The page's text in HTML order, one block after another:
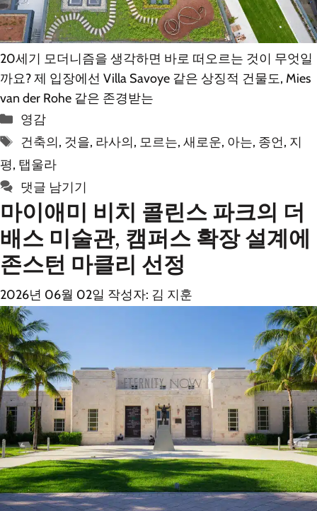
20세기 모더니즘을 생각하면 바로 떠오르는 것이 무엇일
까요? 제 입장에선 Villa Savoye 같은 상징적 건물도, Mies
van der Rohe 같은 존경받는
카
테
리
영감
태
그
건축의, 것을, 라사의, 모르는, 새로운, 아는, 종언, 지
평, 탭울라
댓글 남기기
마이애미 비치 콜린스 파크의 더
배스 미술관, 캠퍼스 확장 설계에
존스턴 마클리 선정
2026년 06월 02일 작성자: 김 지훈